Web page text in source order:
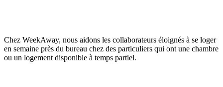
Chez WeekAway, nous aidons les collaborateurs éloignés à se loger
en semaine près du bureau chez des particuliers qui ont une chambre
ou un logement disponible à temps partiel.